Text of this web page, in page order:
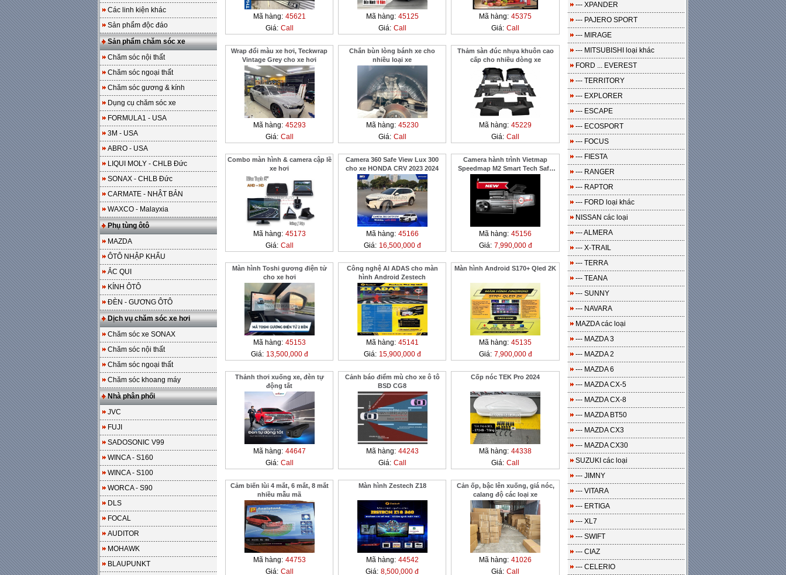
Các linh kiện khác
Sản phẩm độc đáo
Sản phẩm chăm sóc xe
Chăm sóc nội thất
Chăm sóc ngoại thất
Chăm sóc gương & kính
Dụng cụ chăm sóc xe
FORMULA1 - USA
3M - USA
ABRO - USA
LIQUI MOLY - CHLB Đức
SONAX - CHLB Đức
CARMATE - NHẬT BẢN
WAXCO - Malayxia
Phụ tùng ôtô
MAZDA
ÔTÔ NHẬP KHẨU
ẮC QUI
KÍNH ÔTÔ
ĐÈN - GƯƠNG ÔTÔ
Dịch vụ chăm sóc xe hơi
Chăm sóc xe SONAX
Chăm sóc nội thất
Chăm sóc ngoại thất
Chăm sóc khoang máy
Nhà phân phối
JVC
FUJI
SADOSONIC V99
WINCA - S160
WINCA - S100
WORCA - S90
DLS
FOCAL
AUDITOR
MOHAWK
BLAUPUNKT
Mã hàng: 45621
Giá: Call
Mã hàng: 45125
Giá: Call
Mã hàng: 45375
Giá: Call
Wrap đổi màu xe hơi, Teckwrap
Vintage Grey cho xe hơi
Mã hàng: 45293
Giá: Call
Chắn bùn lòng bánh xe cho
nhiều loại xe
Mã hàng: 45230
Giá: Call
Thảm sàn đúc nhựa khuôn cao
cấp cho nhiều dòng xe
Mã hàng: 45229
Giá: Call
Combo màn hình & camera cập lề
xe hơi
Mã hàng: 45173
Giá: Call
Camera 360 Safe View Lux 300
cho xe HONDA CRV 2023 2024
Mã hàng: 45166
Giá: 16,500,000 đ
Camera hành trình Vietmap
Speedmap M2 Smart Tech Safe
Mã hàng: 45156
Giá: 7,990,000 đ
Màn hình Toshi gương điện tử
cho xe hơi
Mã hàng: 45153
Giá: 13,500,000 đ
Công nghệ AI ADAS cho màn
hình Android Zestech
Mã hàng: 45141
Giá: 15,900,000 đ
Màn hình Android S170+ Qled 2K
Mã hàng: 45135
Giá: 7,900,000 đ
Thảnh thơi xuống xe, đèn tự
động tắt
Mã hàng: 44647
Giá: Call
Cảnh báo điểm mù cho xe ô tô
BSD CG8
Mã hàng: 44243
Giá: Call
Cốp nóc TEK Pro 2024
Mã hàng: 44338
Giá: Call
Cảm biến lùi 4 mắt, 6 mắt, 8 mắt
nhiều mẫu mã
Mã hàng: 44753
Giá: Call
Màn hình Zestech Z18
Mã hàng: 44542
Giá: 8,500,000 đ
Cản ốp, bậc lên xuống, giá nóc,
calang độ các loại xe
Mã hàng: 41026
Giá: Call
--- XPANDER
--- PAJERO SPORT
--- MIRAGE
--- MITSUBISHI loại khác
FORD ... EVEREST
--- TERRITORY
--- EXPLORER
--- ESCAPE
--- ECOSPORT
--- FOCUS
--- FIESTA
--- RANGER
--- RAPTOR
--- FORD loại khác
NISSAN các loại
--- ALMERA
--- X-TRAIL
--- TERRA
--- TEANA
--- SUNNY
--- NAVARA
MAZDA các loại
--- MAZDA 3
--- MAZDA 2
--- MAZDA 6
--- MAZDA CX-5
--- MAZDA CX-8
--- MAZDA BT50
--- MAZDA CX3
--- MAZDA CX30
SUZUKI các loại
--- JIMNY
--- VITARA
--- ERTIGA
--- XL7
--- SWIFT
--- CIAZ
--- CELERIO